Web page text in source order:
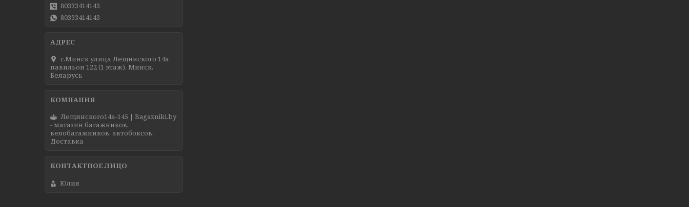
80333414143
80333414143
г.Минск улица Лещинского 14а
павильон 122 (1 этаж), Минск,
Беларусь
Лещинского14а-145 | Bagazniki.by
- магазин багажников,
велобагажников, автобоксов.
Доставка
Юлия